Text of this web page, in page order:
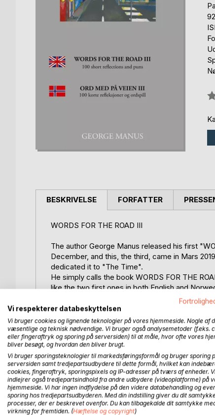
BESKRIVELSE
WORDS FOR THE ROAD III
The author George Manus released his first
December, and this, the third, came in Mars
dedicated it to "The Time".
He simply calls the book WORDS FOR THE
like the two first ones in both English and
It´s not a coincidence that the first contained
Three of the authors lucky numbers are 14 - 17
ORD MED PÅ VEIEN III
Forfatteren George Manus utgav sin første
den tredje ble utgitt i mars 2019. Han har kalt
ordspill, og presenterer dem som de to første
Det er ingen tilfeldighet at den første inneholdt
Tre av forfatterens lykketall er 14 - 17 og 21.
FORFATTER
Vi respekterer databeskyttelsen
Vi bruger cookies og lignende teknologier på vores hjemmeside. Nogle af
væsentlige og teknisk nødvendige. Vi bruger også analysemetoder (f.eks.
eller fingeraftryk og sporing på serversiden) til at måle, hvor ofte vores
bliver besøgt, og hvordan den bliver brugt.
Vi bruger sporingsteknologier til markedsføringsformål og bruger sporing
serversiden samt tredjepartsudbydere til dette formål, hvilket kan
cookies, fingeraftryk, sporingspixels og IP-adresser på tværs af enheder.
indlejrer også tredjepartsindhold fra andre udbydere (videoplatforme) på
hjemmeside. Vi har ingen indflydelse på den videre databehandling og
sporing hos tredjepartsudbyderen. Med din indstilling giver du dit
processer, der er beskrevet ovenfor. Du kan tilbagekalde dit samtykke
virkning for fremtiden. (Hæftelse og copyright)